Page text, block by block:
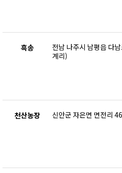
흑송
전남 나주시 남평읍 다
계리)
천산농장 신안군 자은면 면전리